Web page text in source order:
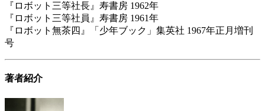
『ロボット三等社長』寿書房 1962年
『ロボット三等社員』寿書房 1961年
『ロボット無茶四』「少年ブック」集英社 1967年正月増刊
号
著者紹介